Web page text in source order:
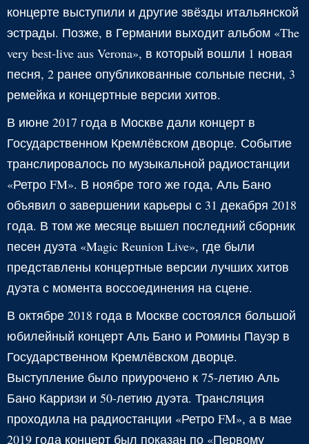
концерте выступили и другие звёзды итальянской
эстрады. Позже, в Германии выходит альбом «The
very best-live aus Verona», в который вошли 1 новая
песня, 2 ранее опубликованные сольные песни, 3
ремейка и концертные версии хитов.
В июне 2017 года в Москве дали концерт в
Государственном Кремлёвском дворце. Событие
транслировалось по музыкальной радиостанции
«Ретро FM». В ноябре того же года, Аль Бано
объявил о завершении карьеры с 31 декабря 2018
года. В том же месяце вышел последний сборник
песен дуэта «Magic Reunion Live», где были
представлены концертные версии лучших хитов
дуэта с момента воссоединения на сцене.
В октябре 2018 года в Москве состоялся большой
юбилейный концерт Аль Бано и Ромины Пауэр в
Государственном Кремлёвском дворце.
Выступление было приурочено к 75-летию Аль
Бано Карризи и 50-летию дуэта. Трансляция
проходила на радиостанции «Ретро FM», а в мае
2019 года концерт был показан по «Первому